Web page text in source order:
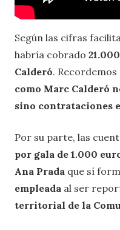
Según las cifras
habría cobrado
Calderó. Recordemos
como Marc Calderó
sino contrataciones
Por su parte, las
por gala de 1.000
Ana Prada que sí
empleada al ser
territorial de la